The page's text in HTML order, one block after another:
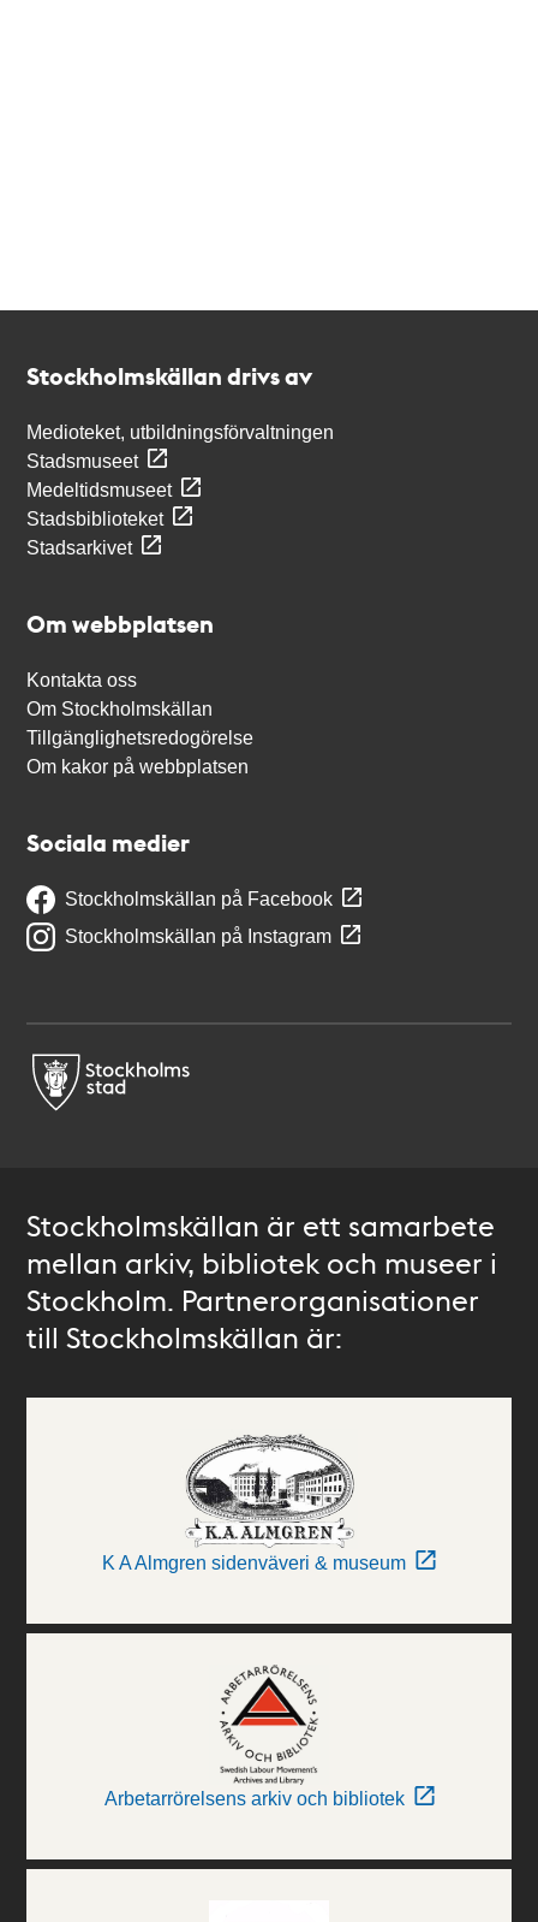
Stockholmskällan drivs av
Medioteket, utbildningsförvaltningen
Stadsmuseet
Medeltidsmuseet
Stadsbiblioteket
Stadsarkivet
Om webbplatsen
Kontakta oss
Om Stockholmskällan
Tillgänglighetsredogörelse
Om kakor på webbplatsen
Sociala medier
Stockholmskällan på Facebook
Stockholmskällan på Instagram
Stockholmskällan är ett samarbete
mellan arkiv, bibliotek och museer i
Stockholm. Partnerorganisationer
till Stockholmskällan är:
K A Almgren sidenväveri & museum
Arbetarrörelsens arkiv och bibliotek